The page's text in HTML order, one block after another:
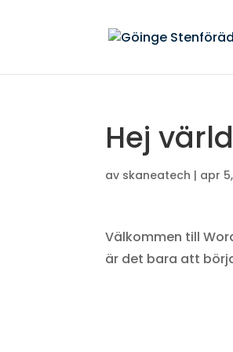
Hej
av skaneatech | apr
Välkommen till
är det bara att